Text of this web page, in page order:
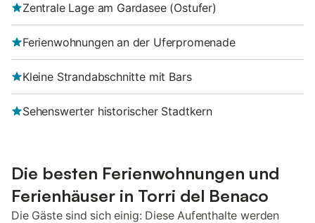
Zentrale Lage am Gardasee (Ostufer)
Ferienwohnungen an der Uferpromenade
Kleine Strandabschnitte mit Bars
Sehenswerter historischer Stadtkern
Die besten Ferienwohnungen und
Ferienhäuser in Torri del Benaco
Die Gäste sind sich einig: Diese Aufenthalte werden